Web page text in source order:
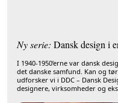
Ny serie: Dansk design i
I 1940-1950’erne var dansk
det danske samfund. Kan og
udforsker vi i DDC – Dansk
designere, virksomheder og